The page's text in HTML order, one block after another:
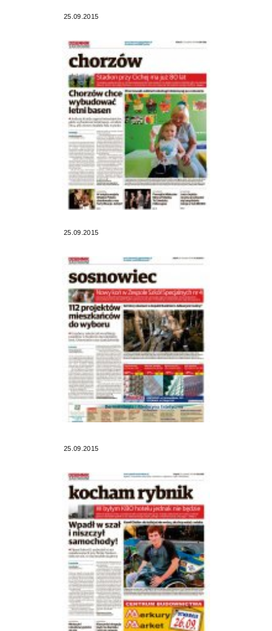
25.09.2015
25.09.2015
25.09.2015